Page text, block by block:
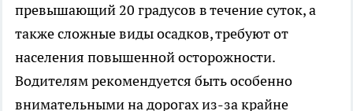
превышающий 20 градусов в течение суток, а
также сложные виды осадков, требуют от
населения повышенной осторожности.
Водителям рекомендуется быть особенно
внимательными на дорогах из-за крайне